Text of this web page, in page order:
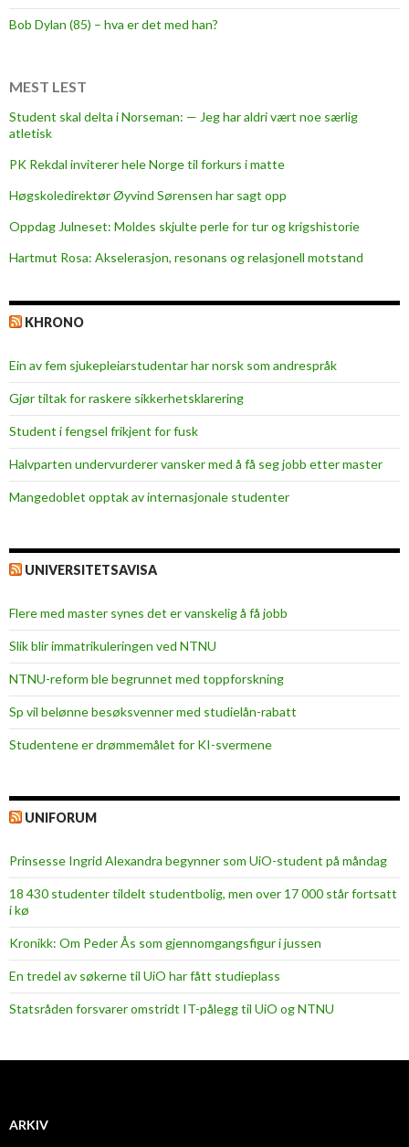
Bob Dylan (85) – hva er det med han?
MEST LEST
Student skal delta i Norseman: — Jeg har aldri vært noe særlig
atletisk
PK Rekdal inviterer hele Norge til forkurs i matte
Høgskoledirektør Øyvind Sørensen har sagt opp
Oppdag Julneset: Moldes skjulte perle for tur og krigshistorie
Hartmut Rosa: Akselerasjon, resonans og relasjonell motstand
KHRONO
Ein av fem sjukepleiar­studentar har norsk som andrespråk
Gjør tiltak for raskere sikkerhets­klarering
Student i fengsel frikjent for fusk
Halvparten undervurderer vansker med å få seg jobb etter master
Mangedoblet opptak av internasjonale studenter
UNIVERSITETSAVISA
Flere med master synes det er vanskelig å få jobb
Slik blir immatrikuleringen ved NTNU
NTNU-reform ble begrunnet med toppforskning
Sp vil belønne besøksvenner med studielån-rabatt
Studentene er drømmemålet for KI-svermene
UNIFORUM
Prinsesse Ingrid Alexandra begynner som UiO-student på måndag
18 430 studenter tildelt studentbolig, men over 17 000 står fortsatt
i kø
Kronikk: Om Peder Ås som gjennomgangsfigur i jussen
En tredel av søkerne til UiO har fått studieplass
Statsråden forsvarer omstridt IT-pålegg til UiO og NTNU
ARKIV